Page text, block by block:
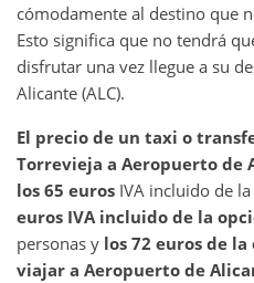
cómodamente al destino que
Esto significa que no tendrá
disfrutar una vez llegue a su
Alicante (ALC).
El precio de un taxi o
Torrevieja a Aeropuerto de
los 65 euros IVA incluido de
euros IVA incluido de la
personas y los 72 euros de
viajar a Aeropuerto de